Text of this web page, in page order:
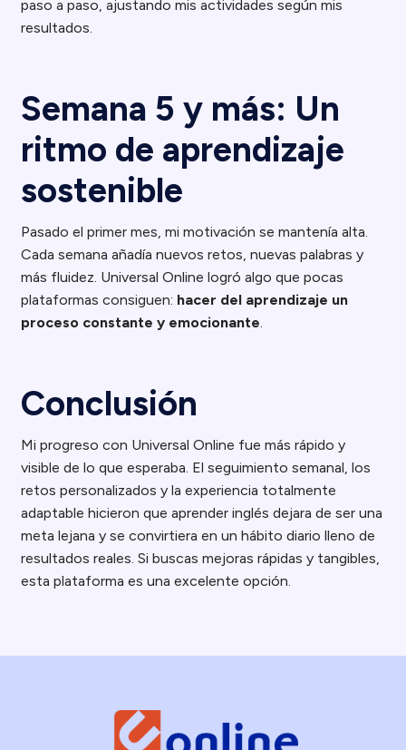
paso a paso, ajustando mis actividades según mis
resultados.
Semana 5 y más: Un
ritmo de aprendizaje
sostenible
Pasado el primer mes, mi motivación se mantenía alta.
Cada semana añadía nuevos retos, nuevas palabras y
más fluidez. Universal Online logró algo que pocas
plataformas consiguen: hacer del aprendizaje un
proceso constante y emocionante.
Conclusión
Mi progreso con Universal Online fue más rápido y
visible de lo que esperaba. El seguimiento semanal, los
retos personalizados y la experiencia totalmente
adaptable hicieron que aprender inglés dejara de ser una
meta lejana y se convirtiera en un hábito diario lleno de
resultados reales. Si buscas mejoras rápidas y tangibles,
esta plataforma es una excelente opción.